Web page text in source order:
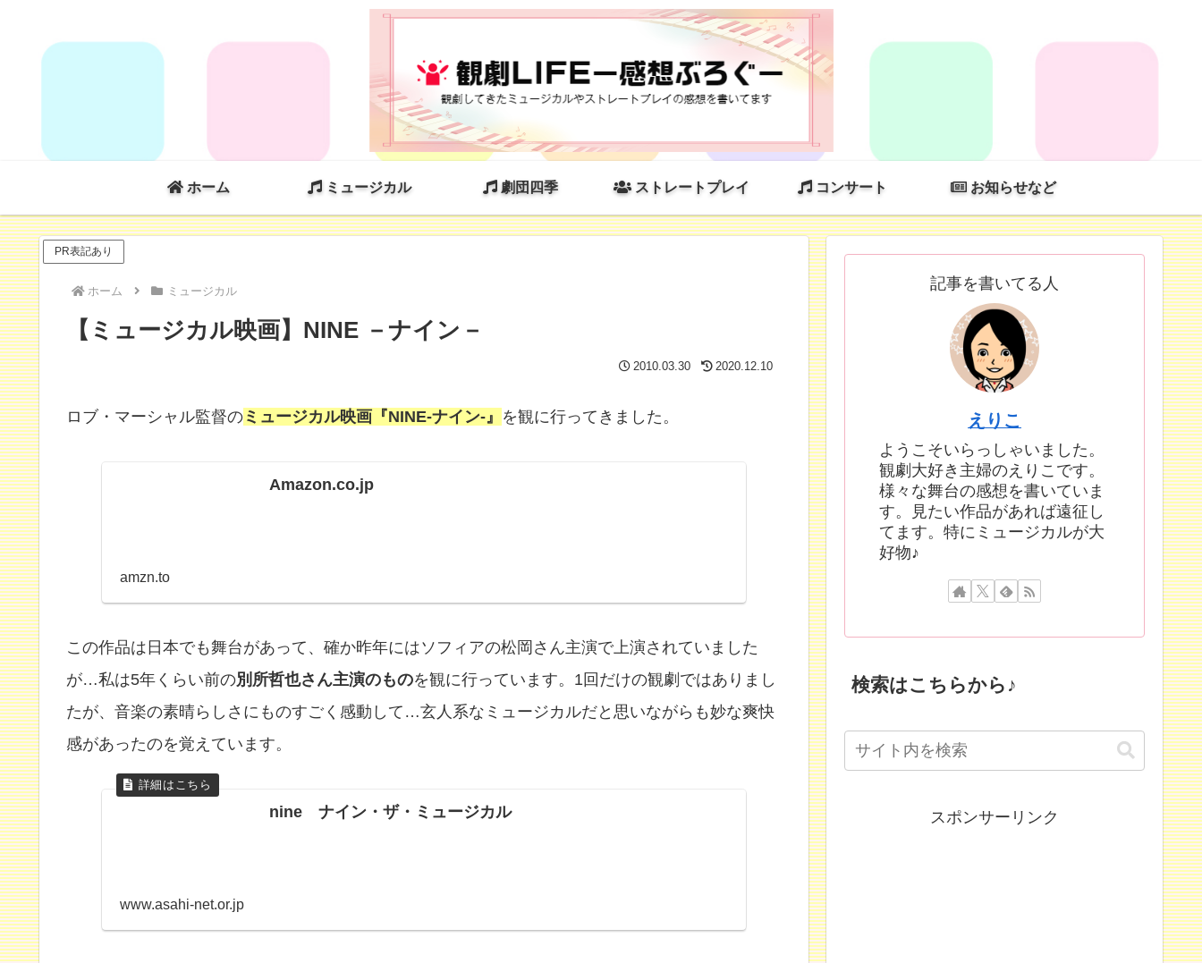
ホーム ミュージカル 劇団四季 ストレートプレイ コンサート お知らせなど
PR表記あり
ホーム ミュージカル
【ミュージカル映画】NINE －ナイン－
2010.03.30 2020.12.10
ロブ・マーシャル監督の ミュージカル映画『NINE-ナイン-』 を観に行ってきました。
Amazon.co.jp
amzn.to
この作品は日本でも舞台があって、確か昨年にはソフィアの松岡さん主演で上演されていました
が…私は5年くらい前の別所哲也さん主演のものを観に行っています。1回だけの観劇ではありまし
たが、音楽の素晴らしさにものすごく感動して…玄人系なミュージカルだと思いながらも妙な爽快
感があったのを覚えています。
nine ナイン・ザ・ミュージカル
www.asahi-net.or.jp
記事を書いてる人
えりこ
ようこそいらっしゃいました。
観劇大好き主婦のえりこです。
様々な舞台の感想を書いていま
す。見たい作品があれば遠征し
てます。特にミュージカルが大
好物♪
検索はこちらから♪
スポンサーリンク